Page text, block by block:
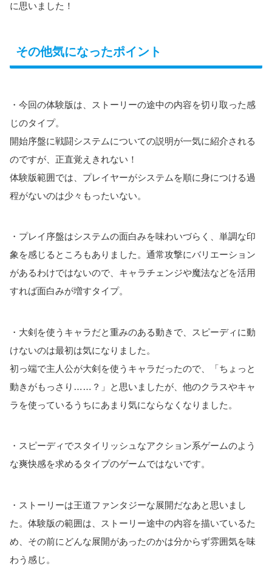
に思いました！
その他気になったポイント
・今回の体験版は、ストーリーの途中の内容を切り取った感
じのタイプ。
開始序盤に戦闘システムについての説明が一気に紹介される
のですが、正直覚えきれない！
体験版範囲では、プレイヤーがシステムを順に身につける過
程がないのは少々もったいない。
・プレイ序盤はシステムの面白みを味わいづらく、単調な印
象を感じるところもありました。通常攻撃にバリエーション
があるわけではないので、キャラチェンジや魔法などを活用
すれば面白みが増すタイプ。
・大剣を使うキャラだと重みのある動きで、スピーディに動
けないのは最初は気になりました。
初っ端で主人公が大剣を使うキャラだったので、「ちょっと
動きがもっさり……？」と思いましたが、他のクラスやキャ
ラを使っているうちにあまり気にならなくなりました。
・スピーディでスタイリッシュなアクション系ゲームのよう
な爽快感を求めるタイプのゲームではないです。
・ストーリーは王道ファンタジーな展開だなあと思いまし
た。体験版の範囲は、ストーリー途中の内容を描いているた
め、その前にどんな展開があったのかは分からず雰囲気を味
わう感じ。